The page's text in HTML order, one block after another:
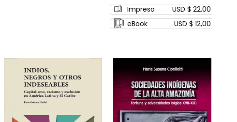
Impreso
USD $ 22,00
eBook
USD $ 12,00